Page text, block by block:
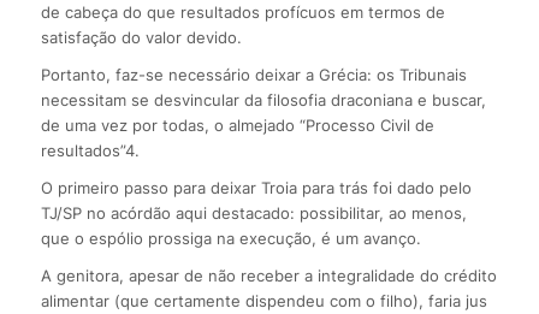
de cabeça do que resultados profícuos em termos de
satisfação do valor devido.
Portanto, faz-se necessário deixar a Grécia: os Tribunais
necessitam se desvincular da filosofia draconiana e buscar,
de uma vez por todas, o almejado “Processo Civil de
resultados”4.
O primeiro passo para deixar Troia para trás foi dado pelo
TJ/SP no acórdão aqui destacado: possibilitar, ao menos,
que o espólio prossiga na execução, é um avanço.
A genitora, apesar de não receber a integralidade do crédito
alimentar (que certamente dispendeu com o filho), faria jus